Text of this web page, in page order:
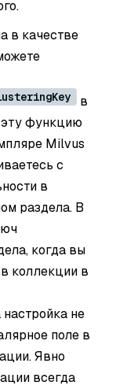
в качестве
в
эту функцию
Milvus
с
в
раздела. В
когда вы
коллекции в
не
поле в
Явно
всегда